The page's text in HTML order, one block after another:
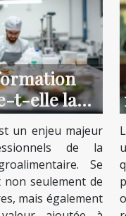
t-elle la
?
un enjeu majeur
de la
Se
non seulement de
mais également